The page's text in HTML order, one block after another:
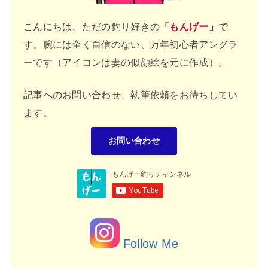
こんにちは、ただの釣り好きの 「もんげー」 で
す。腕には全く自信のない、万年初心者アングラ
ーです（アイコンは妻の似顔絵を元に作成）。
記事へのお問い合わせ、執筆依頼をお待ちしてい
ます。
お問い合わせ
Follow Me